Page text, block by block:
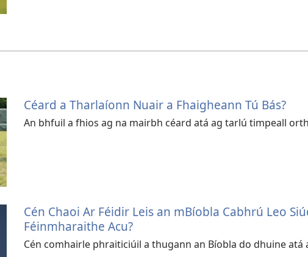
Céard a Tharlaíonn Nuair a Fhaigheann Tú Bás?
An bhfuil a fhios ag na mairbh céard atá ag tarlú timpeall
Cén Chaoi Ar Féidir Leis an mBíobla Cabhrú Leo
Féinmharaithe Acu?
Cén comhairle phraiticiúil a thugann an Bíobla do dhuine atá